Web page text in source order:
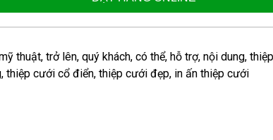
thuật, trở lên, quý khách, có thể, hỗ trợ, nội dung,
, thiệp cưới cổ điển, thiệp cưới đẹp, in ấn thiệp cưới